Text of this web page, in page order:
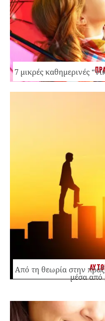
7 μικρές καθημερινές
Από τη θεωρία στην
μέσα από